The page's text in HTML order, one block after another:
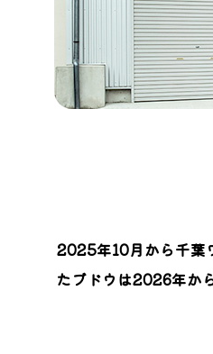
2025年10月から千葉
たブドウは2026年か